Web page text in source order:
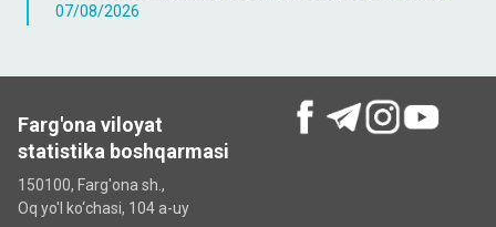
07/08/2026
Farg'ona viloyat
statistika boshqarmasi
150100, Farg'ona sh.,
Oq yo'l ko‘chаsi, 104 a-uy